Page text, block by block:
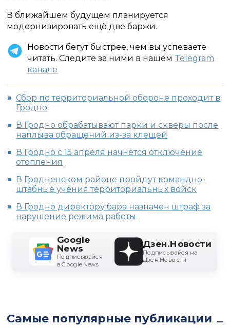
В ближайшем будущем планируется
модернизировать ещё две баржи.
Новости бегут быстрее, чем вы успеваете
читать. Следите за ними в нашем Telegram
канале
Сбор по территориальной обороне проходит в
Гродно
В Гродно обрабатывают парки и скверы после
наплыва обращений из-за клещей
В Гродно с 15 апреля начнется отключение
отопления
В Гродненском районе пройдут командно-
штабные учения территориальных войск
В Гродно директору бара назначен штраф за
нарушение режима работы
Google
News
Подписывайся
в Google News
Дзен.Новости
Подписывайся на
Дзен.Новости
Самые популярные публикации